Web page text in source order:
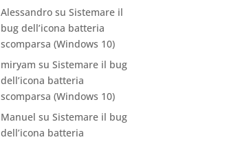
Alessandro suSistemare il
bug dell’icona batteria
scomparsa (Windows 10)
miryam suSistemare il bug
dell’icona batteria
scomparsa (Windows 10)
Manuel suSistemare il bug
dell’icona batteria